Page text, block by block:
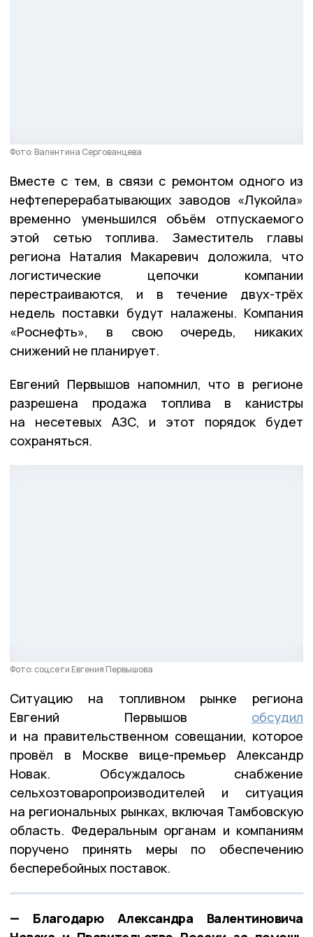
Фото: Валентина Сергованцева
Вместе с тем, в связи с ремонтом одного из
нефтеперерабатывающих заводов «Лукойла»
временно уменьшился объём отпускаемого
этой сетью топлива. Заместитель главы
региона Наталия Макаревич доложила, что
логистические цепочки компании
перестраиваются, и в течение двух-трёх
недель поставки будут налажены. Компания
«Роснефть», в свою очередь, никаких
снижений не планирует.
Евгений Первышов напомнил, что в регионе
разрешена продажа топлива в канистры
на несетевых АЗС, и этот порядок будет
сохраняться.
Фото: соцсети Евгения Первышова
Ситуацию на топливном рынке региона
Евгений Первышов обсудил
и на правительственном совещании, которое
провёл в Москве вице-премьер Александр
Новак. Обсуждалось снабжение
сельхозтоваропроизводителей и ситуация
на региональных рынках, включая Тамбовскую
область. Федеральным органам и компаниям
поручено принять меры по обеспечению
бесперебойных поставок.
— Благодарю Александра Валентиновича